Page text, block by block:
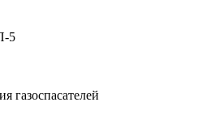
5
газоспасателей